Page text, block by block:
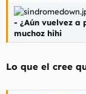
- ¿Aún vuelvez a
muchoz hihi
Lo que el cree